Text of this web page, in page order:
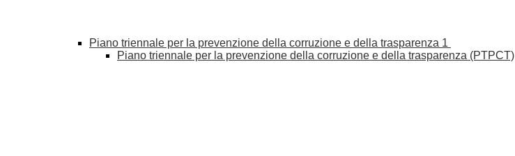
Piano triennale per la prevenzione della corruzione e della trasparenza 1
Piano triennale per la prevenzione della corruzione e della trasparenza (PTPCT)